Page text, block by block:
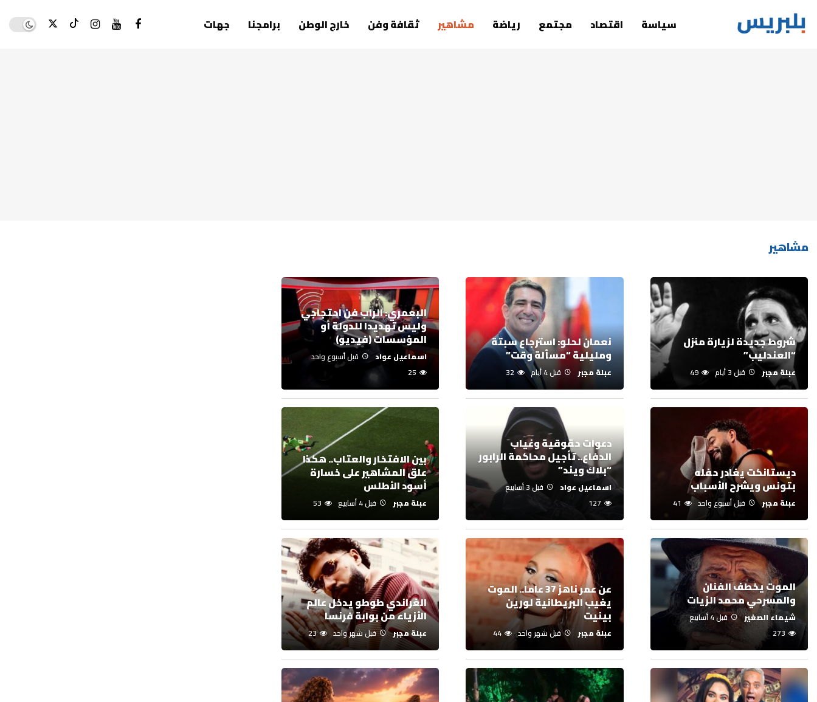
سياسة اقتصاد مجتمع رياضة مشاهير ثقافة وفن خارج الوطن برامجنا جهات mode
مشاهير
شروط جديدة لزيارة منزل
“العندليب”
عبلة مجبر قبل 3 أيام 49
نعمان لحلو: استرجاع سبتة
ومليلية “مسألة وقت”
عبلة مجبر قبل 4 أيام 32
البعمري: الراب فن احتجاجي
وليس تهديدا للدولة أو
المؤسسات (فيديو)
اسماعيل عواد
قبل أسبوع واحد
25
ديستانكت يغادر حفله
بتونس ويشرح الأسباب
عبلة مجبر قبل أسبوع واحد 41
دعوات حقوقية وغياب
الدفاع.. تأجيل محاكمة الرابور
“بلاك ويند”
اسماعيل عواد
قبل 3 أسابيع
127
بين الافتخار والعتاب.. هكذا
علق المشاهير على خسارة
أسود الأطلس
عبلة مجبر قبل 4 أسابيع 53
الموت يخطف الفنان
والمسرحي محمد الزيات
شيماء الصغير
قبل 4 أسابيع
273
عن عمر ناهز 37 عاما.. الموت
يغيب البريطانية لورين
بينيت
عبلة مجبر قبل شهر واحد 44
الغراندي طوطو يدخل عالم
الأزياء من بوابة فرنسا
عبلة مجبر قبل شهر واحد 23